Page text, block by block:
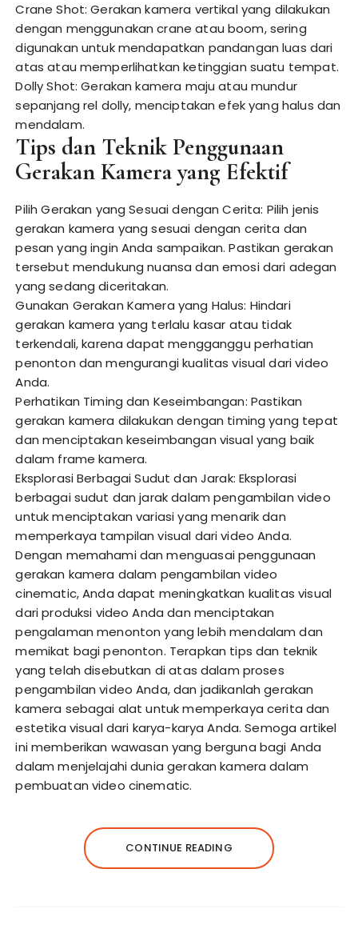
Crane Shot: Gerakan kamera vertikal yang dilakukan
dengan menggunakan crane atau boom, sering
digunakan untuk mendapatkan pandangan luas dari
atas atau memperlihatkan ketinggian suatu tempat.
Dolly Shot: Gerakan kamera maju atau mundur
sepanjang rel dolly, menciptakan efek yang halus dan
mendalam.
Tips dan Teknik Penggunaan
Gerakan Kamera yang Efektif
Pilih Gerakan yang Sesuai dengan Cerita: Pilih jenis
gerakan kamera yang sesuai dengan cerita dan
pesan yang ingin Anda sampaikan. Pastikan gerakan
tersebut mendukung nuansa dan emosi dari adegan
yang sedang diceritakan.
Gunakan Gerakan Kamera yang Halus: Hindari
gerakan kamera yang terlalu kasar atau tidak
terkendali, karena dapat mengganggu perhatian
penonton dan mengurangi kualitas visual dari video
Anda.
Perhatikan Timing dan Keseimbangan: Pastikan
gerakan kamera dilakukan dengan timing yang tepat
dan menciptakan keseimbangan visual yang baik
dalam frame kamera.
Eksplorasi Berbagai Sudut dan Jarak: Eksplorasi
berbagai sudut dan jarak dalam pengambilan video
untuk menciptakan variasi yang menarik dan
memperkaya tampilan visual dari video Anda.
Dengan memahami dan menguasai penggunaan
gerakan kamera dalam pengambilan video
cinematic, Anda dapat meningkatkan kualitas visual
dari produksi video Anda dan menciptakan
pengalaman menonton yang lebih mendalam dan
memikat bagi penonton. Terapkan tips dan teknik
yang telah disebutkan di atas dalam proses
pengambilan video Anda, dan jadikanlah gerakan
kamera sebagai alat untuk memperkaya cerita dan
estetika visual dari karya-karya Anda. Semoga artikel
ini memberikan wawasan yang berguna bagi Anda
dalam menjelajahi dunia gerakan kamera dalam
pembuatan video cinematic.
CONTINUE READING